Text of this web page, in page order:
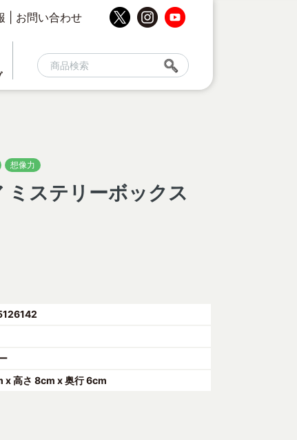
お問い合わせ
想像力
ミステリーボックス
x 高さ 8cm x 奥行 6cm